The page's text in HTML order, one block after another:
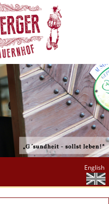
English